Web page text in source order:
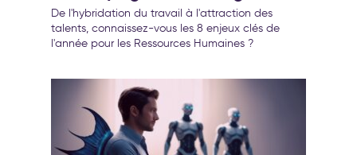
De l'hybridation du travail à l'attraction des
talents, connaissez-vous les 8 enjeux clés de
l'année pour les Ressources Humaines ?